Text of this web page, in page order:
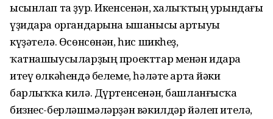
ысынлап та ҙур. Икенсенән, халыҡтың урындағы
үҙидара органдарына ышанысы артыуы
күҙәтелә. Өсөнсөнән, һис шикһеҙ,
ҡатнашыусыларҙың проекттар менән идара
итеү өлкәһендә белеме, һәләте арта йәки
барлыҡҡа килә. Дүртенсенән, башланғысҡа
бизнес-берләшмәләрҙән вәкилдәр йәлеп ителә,